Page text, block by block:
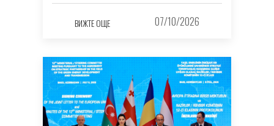
ВИЖТЕ ОЩЕ 07/10/2026